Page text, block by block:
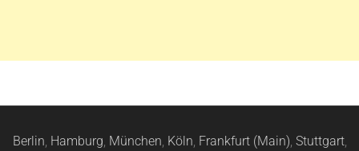
Berlin, Hamburg, München, Köln, Frankfurt (Main), Stuttgart,